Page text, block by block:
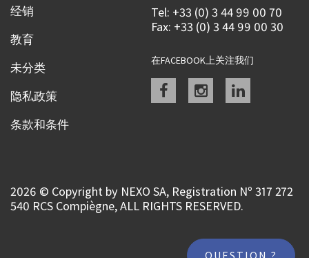
QUESTION ?
经销
教育
未分类
隐私政策
条款和条件
Tel: +33 (0) 3 44 99 00 70
Fax: +33 (0) 3 44 99 00 30
在FACEBOOK上关注我们
Facebookinstagramlinkedin
2026 © Copyright by NEXO SA, Registration Nº 317 272
540 RCS Compiègne, ALL RIGHTS RESERVED.